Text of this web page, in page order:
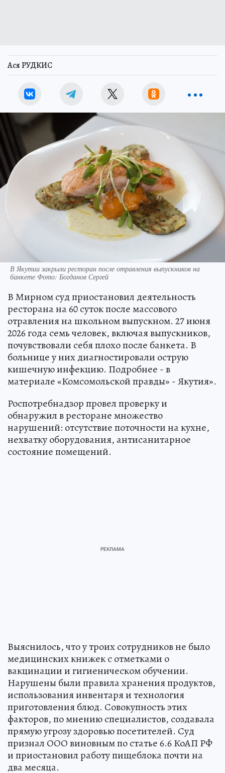
Ася РУДКИС
В Якутии закрыли ресторан после отравления выпускников на
банкете Фото: Богданов Сергей
В Мирном суд приостановил деятельность
ресторана на 60 суток после массового
отравления на школьном выпускном. 27 июня
2026 года семь человек, включая выпускников,
почувствовали себя плохо после банкета. В
больнице у них диагностировали острую
кишечную инфекцию. Подробнее - в
материале «Комсомольской правды» - Якутия».
Роспотребнадзор провел проверку и
обнаружил в ресторане множество
нарушений: отсутствие поточности на кухне,
нехватку оборудования, антисанитарное
состояние помещений.
Выяснилось, что у троих сотрудников не было
медицинских книжек с отметками о
вакцинации и гигиеническом обучении.
Нарушены были правила хранения продуктов,
использования инвентаря и технология
приготовления блюд. Совокупность этих
факторов, по мнению специалистов, создавала
прямую угрозу здоровью посетителей. Суд
признал ООО виновным по статье 6.6 КоАП РФ
и приостановил работу пищеблока почти на
два месяца.